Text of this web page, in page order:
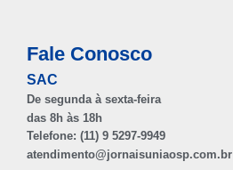
Fale Conosco
SAC
De segunda à sexta-feira
das 8h às 18h
Telefone: (11) 9 5297-9949
atendimento@jornaisuniaosp.com.br